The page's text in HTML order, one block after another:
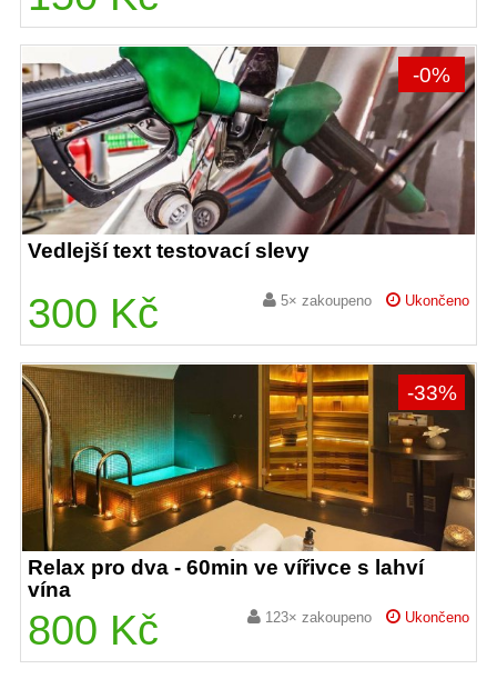
-0%
Vedlejší text testovací slevy
300 Kč Ukončeno
5× zakoupeno
-33%
Relax pro dva - 60min ve vířivce s lahví
vína
800 Kč Ukončeno
123× zakoupeno